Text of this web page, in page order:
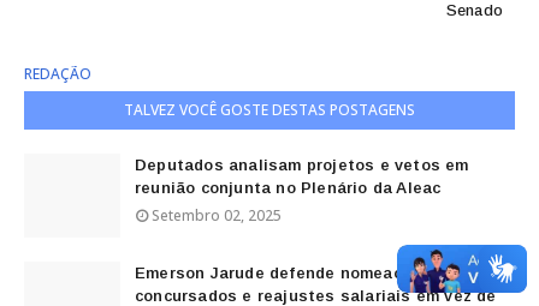
Senado
REDAÇÃO
TALVEZ VOCÊ GOSTE DESTAS POSTAGENS
Deputados analisam projetos e vetos em
reunião conjunta no Plenário da Aleac
Setembro 02, 2025
Emerson Jarude defende nomeações de
concursados e reajustes salariais em vez de